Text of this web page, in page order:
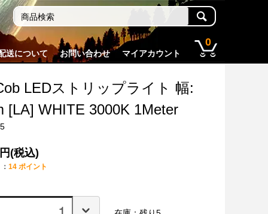
送について お問い合わせ マイアカウント
0
LEDストリップライト 幅:
[LA] WHITE 3000K 1Meter
(税込)
14 ポイント